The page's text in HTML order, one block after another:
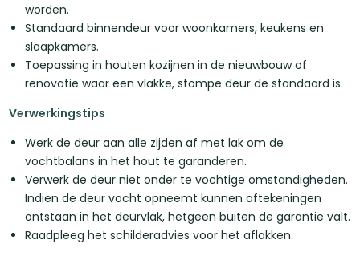
worden.
Standaard binnendeur voor woonkamers, keukens en
slaapkamers.
Toepassing in houten kozijnen in de nieuwbouw of
renovatie waar een vlakke, stompe deur de standaard is.
Verwerkingstips
Werk de deur aan alle zijden af met lak om de
vochtbalans in het hout te garanderen.
Verwerk de deur niet onder te vochtige omstandigheden.
Indien de deur vocht opneemt kunnen aftekeningen
ontstaan in het deurvlak, hetgeen buiten de garantie valt.
Raadpleeg het schilderadvies voor het aflakken.